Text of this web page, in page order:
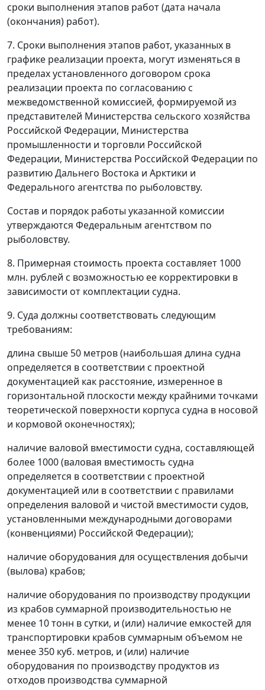
сроки выполнения этапов работ (дата начала
(окончания) работ).
7. Сроки выполнения этапов работ, указанных в
графике реализации проекта, могут изменяться в
пределах установленного договором срока
реализации проекта по согласованию с
межведомственной комиссией, формируемой из
представителей Министерства сельского хозяйства
Российской Федерации, Министерства
промышленности и торговли Российской
Федерации, Министерства Российской Федерации по
развитию Дальнего Востока и Арктики и
Федерального агентства по рыболовству.
Состав и порядок работы указанной комиссии
утверждаются Федеральным агентством по
рыболовству.
8. Примерная стоимость проекта составляет 1000
млн. рублей с возможностью ее корректировки в
зависимости от комплектации судна.
9. Суда должны соответствовать следующим
требованиям:
длина свыше 50 метров (наибольшая длина судна
определяется в соответствии с проектной
документацией как расстояние, измеренное в
горизонтальной плоскости между крайними точками
теоретической поверхности корпуса судна в носовой
и кормовой оконечностях);
наличие валовой вместимости судна, составляющей
более 1000 (валовая вместимость судна
определяется в соответствии с проектной
документацией или в соответствии с правилами
определения валовой и чистой вместимости судов,
установленными международными договорами
(конвенциями) Российской Федерации);
наличие оборудования для осуществления добычи
(вылова) крабов;
наличие оборудования по производству продукции
из крабов суммарной производительностью не
менее 10 тонн в сутки, и (или) наличие емкостей для
транспортировки крабов суммарным объемом не
менее 350 куб. метров, и (или) наличие
оборудования по производству продуктов из
отходов производства суммарной